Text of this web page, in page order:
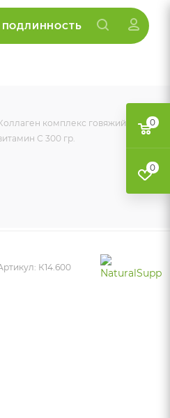
ПОДЛИННОСТЬ
комплекс говяжий +
С 300 гр.
К14.600
0
0